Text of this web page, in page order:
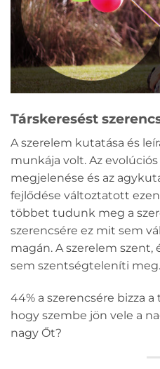
Társkeresést
A szerelem kutatása és
munkája volt. Az
megjelenése és az
fejlődése változtatott
többet tudunk meg a
szerencsére ez mit sem
magán. A szerelem szent,
sem szentségteleníti meg.
44% a szerencsére bizza
hogy szembe jön vele a
nagy Őt?